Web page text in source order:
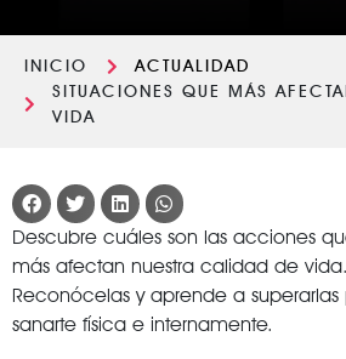
INICIO
ACTUALIDAD
SITUACIONES QUE MÁS
VIDA
Descubre cuáles son las acciones
más afectan nuestra calidad de vida.
Reconócelas y aprende a superarlas
sanarte física e internamente.